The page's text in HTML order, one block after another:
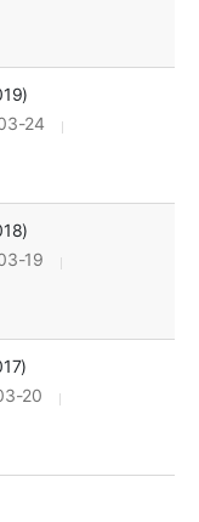
24
19
20